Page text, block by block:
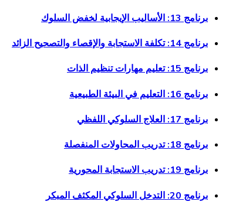
برنامج 13: الأساليب الإيجابية لخفض السلوك
برنامج 14: تكلفة الاستجابة والإقصاء والتصحيح الزائد
برنامج 15: تعليم مهارات تنظيم الذات
برنامج 16: التعليم في البيئة الطبيعية
برنامج 17: العلاج السلوكي اللفظي
برنامج 18: تدريب المحاولات المنفصلة
برنامج 19: تدريب الاستجابة المحورية
برنامج 20: التدخل السلوكي المكثف المبكر